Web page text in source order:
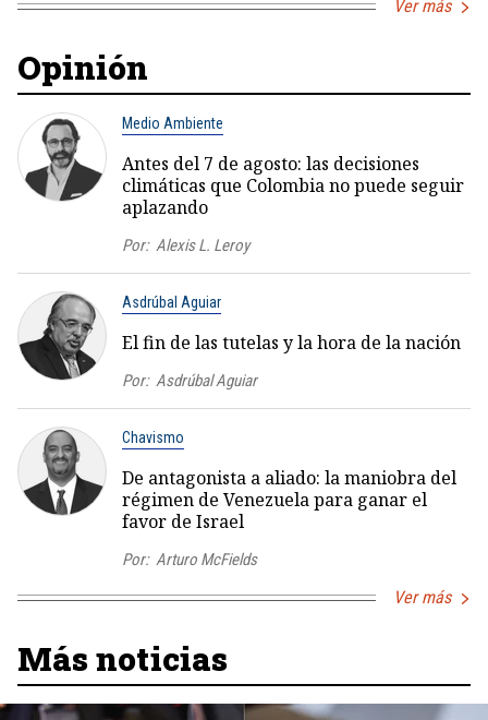
Ver más
Opinión
Medio Ambiente
Antes del 7 de agosto: las decisiones
climáticas que Colombia no puede seguir
aplazando
Por: Alexis L. Leroy
Asdrúbal Aguiar
El fin de las tutelas y la hora de la nación
Por: Asdrúbal Aguiar
Chavismo
De antagonista a aliado: la maniobra del
régimen de Venezuela para ganar el
favor de Israel
Por: Arturo McFields
Ver más
Más noticias